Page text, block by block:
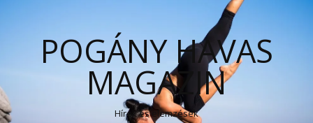
POGÁNY HAVAS
MAGAZIN
Hírek és elemzések